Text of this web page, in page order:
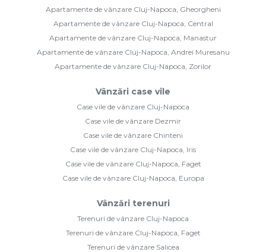
Apartamente de vânzare Cluj-Napoca, Gheorgheni
Apartamente de vânzare Cluj-Napoca, Central
Apartamente de vânzare Cluj-Napoca, Manastur
Apartamente de vânzare Cluj-Napoca, Andrei Muresanu
Apartamente de vânzare Cluj-Napoca, Zorilor
Vânzări case vile
Case vile de vânzare Cluj-Napoca
Case vile de vânzare Dezmir
Case vile de vânzare Chinteni
Case vile de vânzare Cluj-Napoca, Iris
Case vile de vânzare Cluj-Napoca, Faget
Case vile de vânzare Cluj-Napoca, Europa
Vânzări terenuri
Terenuri de vânzare Cluj-Napoca
Terenuri de vânzare Cluj-Napoca, Faget
Terenuri de vânzare Salicea